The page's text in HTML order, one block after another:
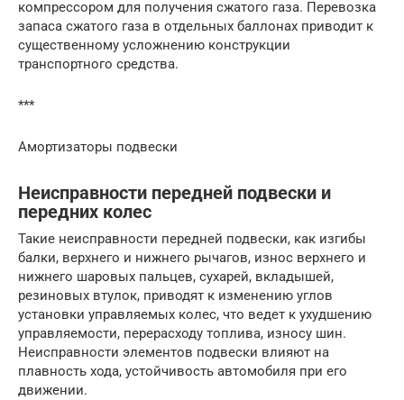
компрессором для получения сжатого газа. Перевозка
запаса сжатого газа в отдельных баллонах приводит к
существенному усложнению конструкции
транспортного средства.
***
Амортизаторы подвески
Неисправности передней подвески и
передних колес
Такие неисправности передней подвески, как изгибы
балки, верхнего и нижнего рычагов, износ верхнего и
нижнего шаровых пальцев, сухарей, вкладышей,
резиновых втулок, приводят к изменению углов
установки управляемых колес, что ведет к ухудшению
управляемости, перерасходу топлива, износу шин.
Неисправности элементов подвески влияют на
плавность хода, устойчивость автомобиля при его
движении.